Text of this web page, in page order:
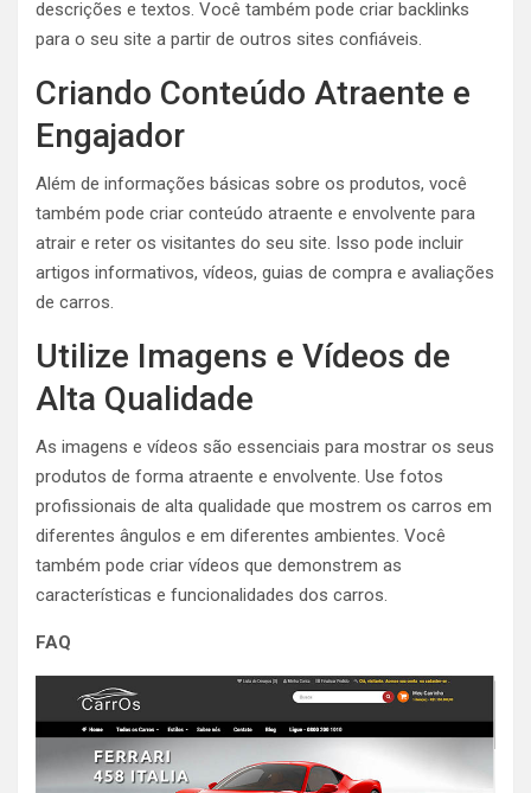
descrições e textos. Você também pode criar backlinks
para o seu site a partir de outros sites confiáveis.
Criando Conteúdo Atraente e
Engajador
Além de informações básicas sobre os produtos, você
também pode criar conteúdo atraente e envolvente para
atrair e reter os visitantes do seu site. Isso pode incluir
artigos informativos, vídeos, guias de compra e avaliações
de carros.
Utilize Imagens e Vídeos de
Alta Qualidade
As imagens e vídeos são essenciais para mostrar os seus
produtos de forma atraente e envolvente. Use fotos
profissionais de alta qualidade que mostrem os carros em
diferentes ângulos e em diferentes ambientes. Você
também pode criar vídeos que demonstrem as
características e funcionalidades dos carros.
FAQ